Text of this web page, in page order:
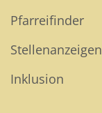
Pfarreifinder
Stellenanzeigen
Inklusion